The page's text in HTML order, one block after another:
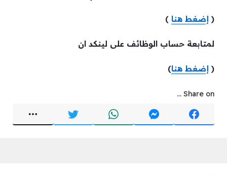
( إضغط هنا )
لمتابعة حساب الوظائف على لينكد ان
( إضغط هنا)
Share on ...